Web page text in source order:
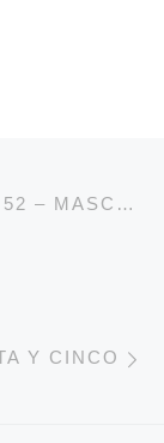
FOTOGRAFÍA – SEMANA 21 DE 52 – MASCOTA
Y CINCO